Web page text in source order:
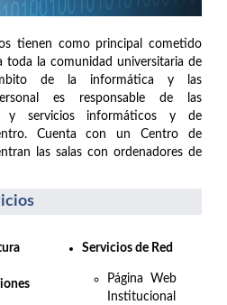
tienen como principal cometido
toda la comunidad universitaria de
de la informática y las
es responsable de las
y servicios informáticos y de
Cuenta con un Centro de
las salas con ordenadores de
Servicios de Red
Página Web
Institucional